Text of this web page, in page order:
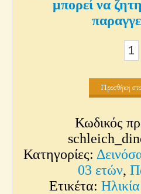
μπορεί να
Προσθήκη
Κωδικός
Κατηγορίες:
03 ετών,
Ετικέτα: